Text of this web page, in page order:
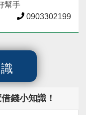
幫手
0903302199
錢⼩知識！